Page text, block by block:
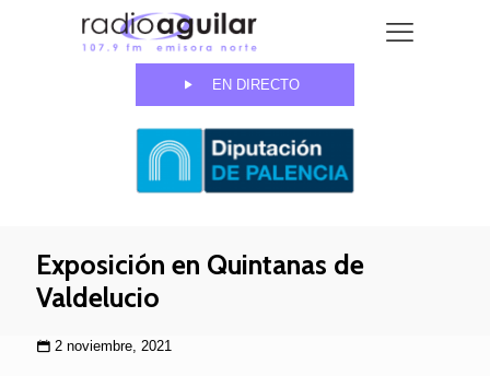
EN DIRECTO
Exposición en Quintanas de
Valdelucio
2 noviembre, 2021